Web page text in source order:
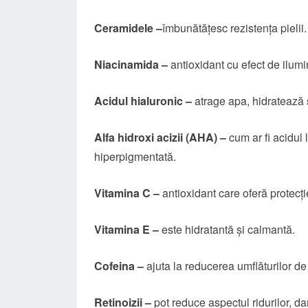
Ceramidele –îmbunătățesc rezistența pielii.
Niacinamida –antioxidant cu efect de
Acidul hialuronic –atrage apa,
Alfa hidroxi acizii (AHA) –cum ar fi acidul
hiperpigmentată.
Vitamina C –antioxidant care oferă
Vitamina E –este hidratantă și calmantă.
Cofeina –ajuta la reducerea umflăturilor
Retinoizii – pot reduce aspectul ridurilor,